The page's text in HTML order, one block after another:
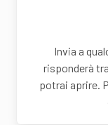
Invia a
risponderà
potrai aprire.